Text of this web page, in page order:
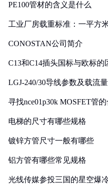
PE100管材的含义是什么
工业厂房载重标准：一平方
CONOSTAN公司简介
C13和C14插头国标与欧标
LGJ-240/30导线参数及载流
寻找nce01p30k MOSFET管
电梯的尺寸有哪些规格
镀锌方管尺寸一般有哪些
铝方管有哪些常见规格
光线传媒参投三国的星空爆